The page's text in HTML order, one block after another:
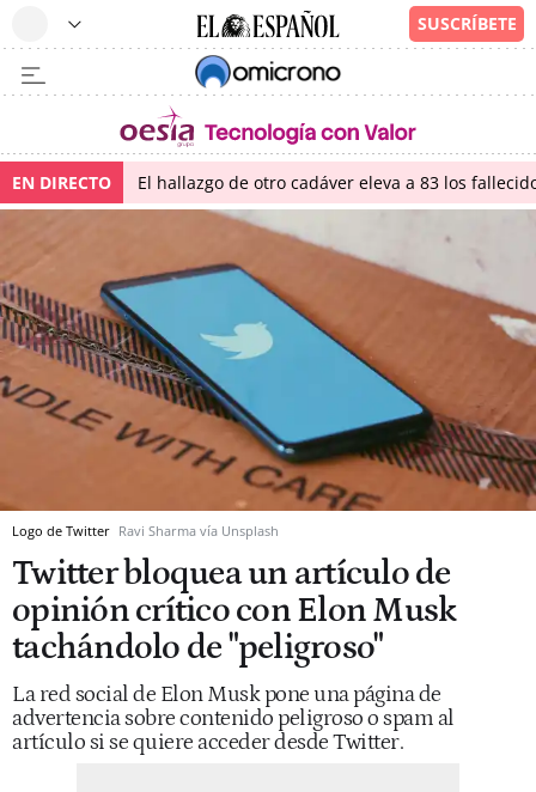
EN DIRECTO El hallazgo de otro cadáver eleva a 83 los
Logo de Twitter Ravi Sharma vía Unsplash
Twitter bloquea un artículo de
opinión crítico con Elon Musk
tachándolo de "peligroso"
La red social de Elon Musk pone una página de
advertencia sobre contenido peligroso o spam al
artículo si se quiere acceder desde Twitter.